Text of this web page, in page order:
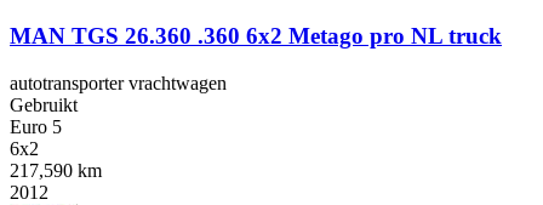
MAN TGS 26.360 .360 6x2 Metago pro NL truck
autotransporter vrachtwagen
Gebruikt
Euro 5
6x2
217,590 km
2012